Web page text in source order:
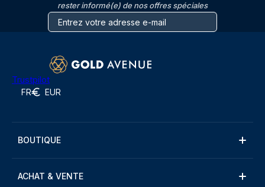
rester informé(e) de nos offres spéciales
Trustpilot
FR EUR
BOUTIQUE
ACHAT & VENTE